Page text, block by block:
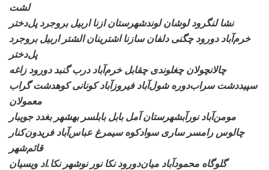
لشت
نشا لنگرود لوشانلوندشهرستان ازنا اربیل بروجرد پل‌دختر
خرم‌آباد دورود چگنی دلفان سازنا اشترینان الشتر اربیل بروجرد
پل‌دختر
چالانچولان چغلوندیچقابل خرم‌آباد درب گنبد دورود زاغه
سپیددشت سراب‌دوره شول‌آباد فیروزآباد کونانی کوهدشت گراب
معمولان
مومن‌آباد نورآبشهرستانآمل بابل بابلسر بهشهر بغدد جویبار
چالوس رامسر ساری سوادکوه سیمرغ عباس‌آباد فریدون‌کنار
قائم‌شهر
گلوگاه محمودآباد میان‌دورودنکا نور نوشهر نکا.اد ویسیان